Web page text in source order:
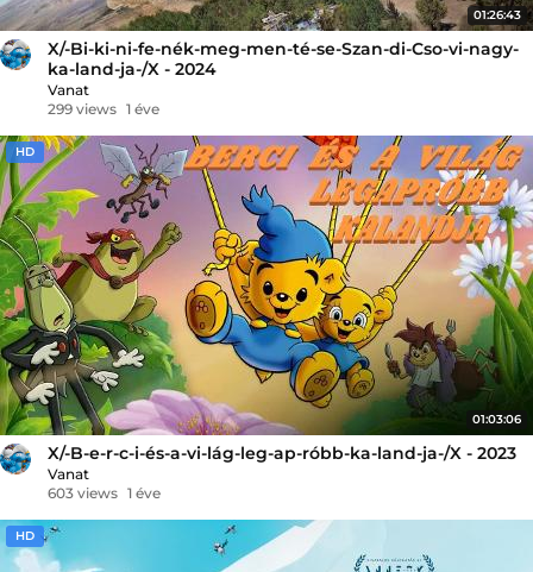
01:26:43
X/-Bi-ki-ni-fe-nék-meg-men-té-se-Szan-di-Cso-vi-nagy-
ka-land-ja-/X - 2024
Vanat
299 views 1 éve
HD
01:03:06
X/-B-e-r-c-i-és-a-vi-lág-leg-ap-róbb-ka-land-ja-/X - 2023
Vanat
603 views 1 éve
HD